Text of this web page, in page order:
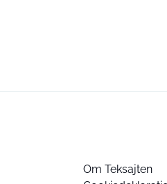
Om Teksajten